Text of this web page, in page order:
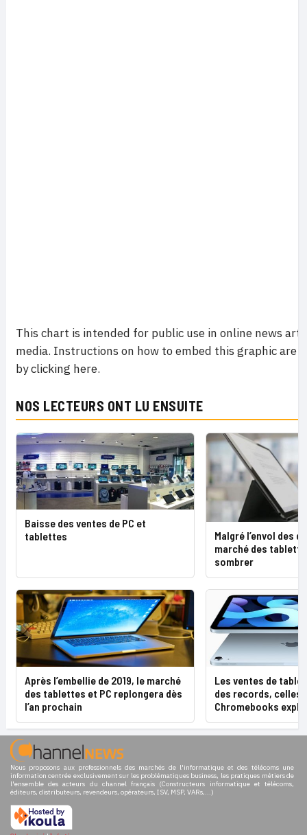
This chart is intended for public use in online news
media. Instructions on how to embed this graphic are
by clicking here.
NOS LECTEURS ONT LU ENSUITE
Baisse des ventes de PC et
tablettes
Malgré l’envol des
marché des
sombrer
Après l’embellie de 2019, le marché
des tablettes et PC replongera dès
l’an prochain
Les ventes de
des records, celles
Chromebooks
Nous proposons aux professionnels des marchés de l'informatique et des télécoms une
information centrée exclusivement sur les problématiques business, les pratiques métiers de
l'ensemble des acteurs du channel français (Constructeurs informatique et télécoms,
éditeurs, distributeurs, revendeurs, opérateurs, ISV, MSP, VARs,...)